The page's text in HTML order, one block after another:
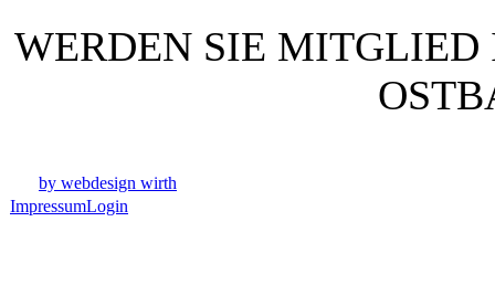
WERDEN SIE
by webdesign wirth
ImpressumLogin